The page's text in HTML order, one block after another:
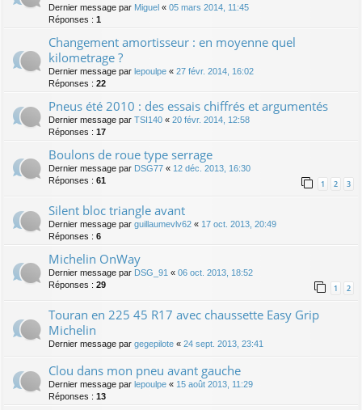
Dernier message par Miguel « 05 mars 2014, 11:45
Réponses : 1
Changement amortisseur : en moyenne quel
kilometrage ?
Dernier message par lepoulpe « 27 févr. 2014, 16:02
Réponses : 22
Pneus été 2010 : des essais chiffrés et argumentés
Dernier message par TSI140 « 20 févr. 2014, 12:58
Réponses : 17
Boulons de roue type serrage
Dernier message par DSG77 « 12 déc. 2013, 16:30
Réponses : 61 1 2 3
Silent bloc triangle avant
Dernier message par guillaumevlv62 « 17 oct. 2013, 20:49
Réponses : 6
Michelin OnWay
Dernier message par DSG_91 « 06 oct. 2013, 18:52
Réponses : 29 1 2
Touran en 225 45 R17 avec chaussette Easy Grip
Michelin
Dernier message par gegepilote « 24 sept. 2013, 23:41
Clou dans mon pneu avant gauche
Dernier message par lepoulpe « 15 août 2013, 11:29
Réponses : 13